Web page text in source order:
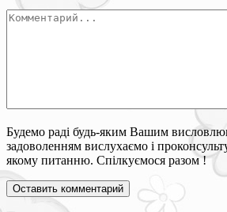
Будемо раді будь-яким Вашим
задоволенням вислухаємо і
якому питанню. Спілкуємося разом !